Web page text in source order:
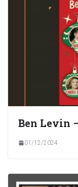
Ben Levin
01/12/2024